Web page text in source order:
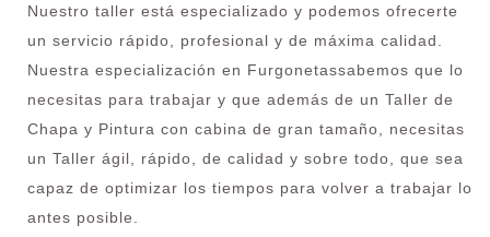
Nuestro taller está especializado y podemos ofrecerte
un servicio rápido, profesional y de máxima calidad.
Nuestra especialización en Furgonetassabemos que lo
necesitas para trabajar y que además de un Taller de
Chapa y Pintura con cabina de gran tamaño, necesitas
un Taller ágil, rápido, de calidad y sobre todo, que sea
capaz de optimizar los tiempos para volver a trabajar lo
antes posible.